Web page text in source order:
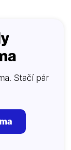
Stačí pár